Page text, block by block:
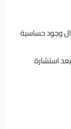
وجود حساسية
بعد استشارة